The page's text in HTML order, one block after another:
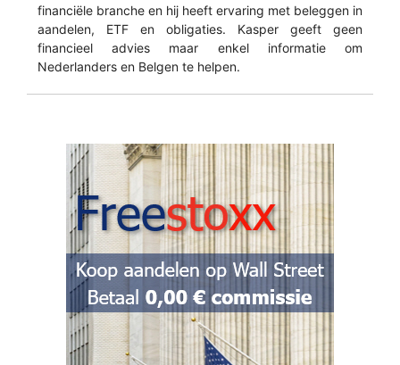
financiële branche en hij heeft ervaring met beleggen in
aandelen, ETF en obligaties. Kasper geeft geen
financieel advies maar enkel informatie om
Nederlanders en Belgen te helpen.